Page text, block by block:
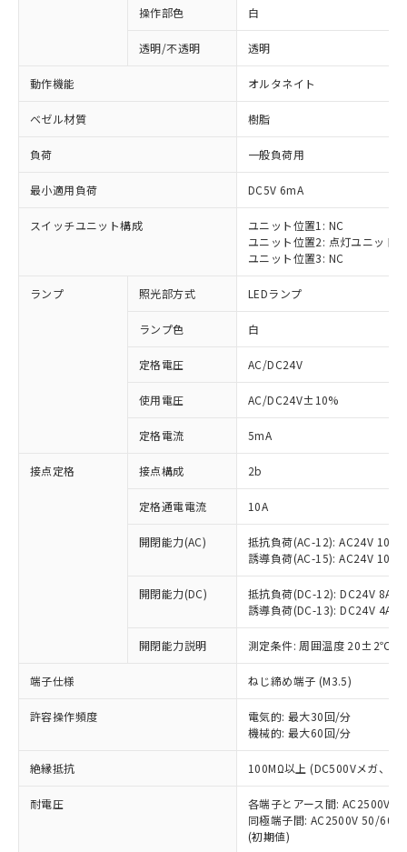
操作部色 白
透明/不透明 透明
動作機能 オルタネイト
ベゼル材質 樹脂
負荷 一般負荷用
最小適用負荷 DC5V 6mA
スイッチユニット構成
ユニット位置1: NC
ユニット位置2: 点灯ユニット
ユニット位置3: NC
ランプ 照光部方式 LEDランプ
ランプ色 白
定格電圧 AC/DC24V
使用電圧 AC/DC24V±10%
定格電流 5mA
接点定格 接点構成 2b
定格通電電流 10A
開閉能力(AC)
抵抗負荷(AC-12): AC24V 10A/
誘導負荷(AC-15): AC24V
開閉能力(DC)
抵抗負荷(DC-12): DC24V 8A/
誘導負荷(DC-13): DC24V 4A/
開閉能力説明 測定条件: 周囲温度 20±2℃、
端子仕様 ねじ締め端子 (M3.5)
許容操作頻度
電気的: 最大30回/分
機械的: 最大60回/分
絶縁抵抗 100MΩ以上 (DC500Vメガ、点
耐電圧
各端子とアース間: AC2500V
同極端子間: AC2500V 50/
(初期値)
ご利用条件
以下の条件をお読みいただき、同意のうえ
ご利用ください。
本サービスは、当社制御機器事業取扱
商品の当社在庫状況および標準価格
(税抜)を提供させていただくもので
当社制御機器事業取扱商品の中には、
本サービスの対象外となる商品もある
ことをご了承ください。
在庫状況および標準価格照会結果は、
記載している更新日時点での社内デー
タに基づき作成されるものであり、閲
覧された時点での実際の在庫および標
準価格とは異なる場合があることをご
※1 対応状況
対応済み：EU RoHS指令（10物質）の
非含有に対応した製品が提供可能な商品で
す。
対応予定：EU RoHS指令（10物質）の非含
有に対応した製品に切り替える予定のある
対応予定なし：EU RoHS指令（10物質）の
非含有に非対応の商品で、対応品を出す予
定はありません。
調査・確認中：EU RoHS指令（10物質）の
非含有の対応状況を調査中または確認中の
非該当品：ライセンス料など無形物で、有
害物質有無と関係のない商品です。
仕入先様の事情により、非含有部品として
いたものが、含有品と判明した場合などや
むを得ず変更することがあります。
六価クロム(Cr(Ⅵ)) 1000ppm以下、ポリ臭化ビフェニル
類(PBB) 1000ppm以下、ポリ臭化ジフェニルエーテル類
「○」：最大均質材料含有率が中国RoHSの
基準値以下であることを示します。
「×」：最大均質材料含有率が中国RoHSの
基準値を超えていることを示します。
「－」：未確認です。当社販売部門へお問
*中国RoHS10物質の基準値 (GB/T26572)：
Pb(鉛) :1000ppm、 Hg(水銀) : 1000ppm、 Cd(カドミウ
Cr(Ⅵ)(六価クロム) : 1000ppm、 PBBs(ポリ臭化ビフェ
当社は、これら貴社製品のうち、外国
為替および外国貿易法に定める商品
（以下｢規制貨物等」という）を輸出
または国外への提供する場合は、日本
国政府の輸出許可(または役務取引許
可)を取得するなどの必要な手続きを